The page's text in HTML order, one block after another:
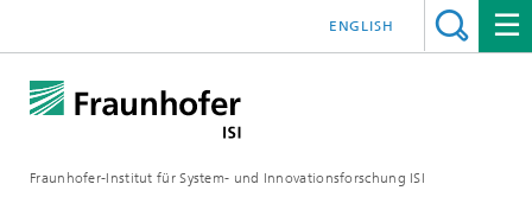
Fraunhofer-Institut für System- und Innovationsforschung ISI
ENGLISH